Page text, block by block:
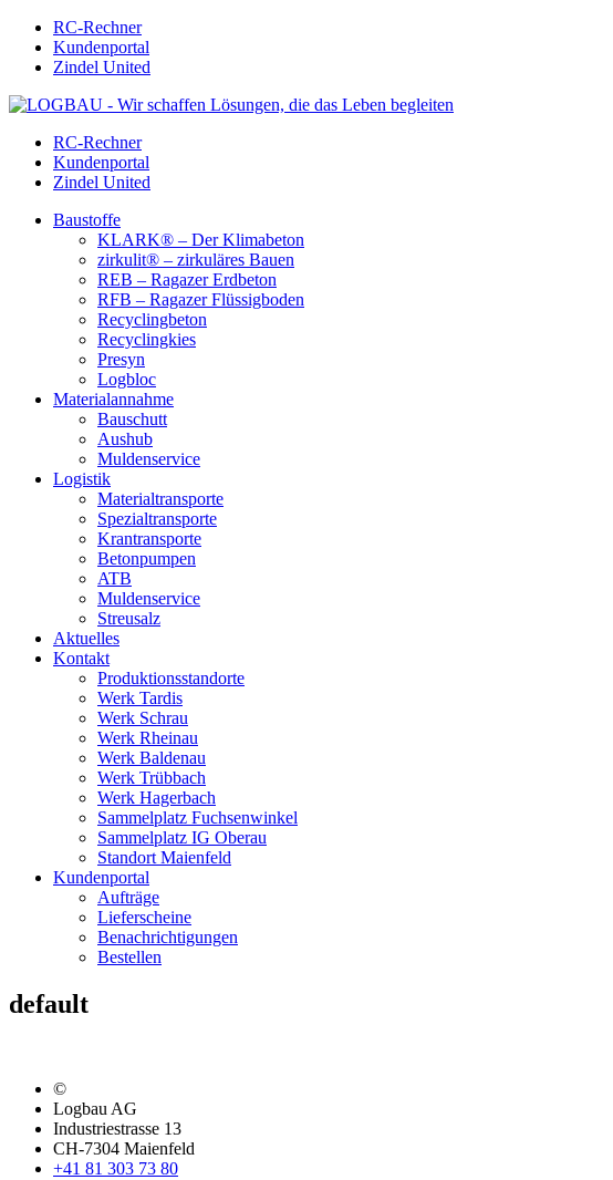
RC-Rechner
Kundenportal
Zindel United
RC-Rechner
Kundenportal
Zindel United
Baustoffe
KLARK® – Der Klimabeton
zirkulit® – zirkuläres Bauen
REB – Ragazer Erdbeton
RFB – Ragazer Flüssigboden
Recyclingbeton
Recyclingkies
Presyn
Logbloc
Materialannahme
Bauschutt
Aushub
Muldenservice
Logistik
Materialtransporte
Spezialtransporte
Krantransporte
Betonpumpen
ATB
Muldenservice
Streusalz
Aktuelles
Kontakt
Produktionsstandorte
Werk Tardis
Werk Schrau
Werk Rheinau
Werk Baldenau
Werk Trübbach
Werk Hagerbach
Sammelplatz Fuchsenwinkel
Sammelplatz IG Oberau
Standort Maienfeld
Kundenportal
Aufträge
Lieferscheine
Benachrichtigungen
Bestellen
default
©
Logbau AG
Industriestrasse 13
CH-7304 Maienfeld
+41 81 303 73 80